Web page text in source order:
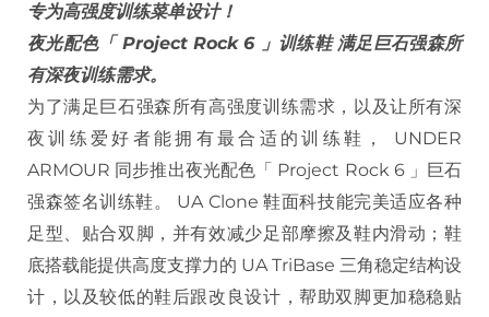
专为高强度训练菜单设计！
夜光配色「 Project Rock 6 」训练鞋 满足巨石强森所
有深夜训练需求。
为了满足巨石强森所有高强度训练需求，以及让所有深
夜训练爱好者能拥有最合适的训练鞋， UNDER
ARMOUR 同步推出夜光配色「 Project Rock 6 」巨石
强森签名训练鞋。 UA Clone 鞋面科技能完美适应各种
足型、贴合双脚，并有效减少足部摩擦及鞋内滑动；鞋
底搭载能提供高度支撑力的 UA TriBase 三角稳定结构设
计，以及较低的鞋后跟改良设计，帮助双脚更加稳稳贴